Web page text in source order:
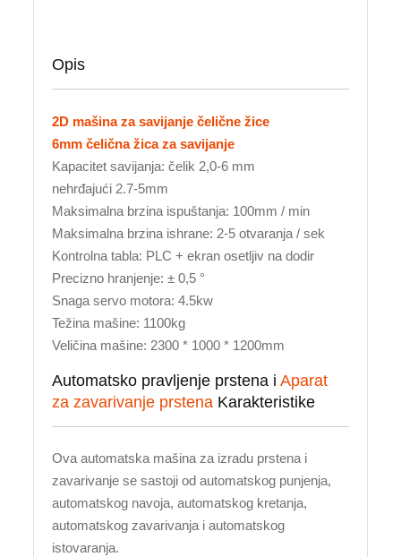
Opis
2D mašina za savijanje čelične žice
6mm čelična žica za savijanje
Kapacitet savijanja: čelik 2,0-6 mm
nehrđajući 2.7-5mm
Maksimalna brzina ispuštanja: 100mm / min
Maksimalna brzina ishrane: 2-5 otvaranja / sek
Kontrolna tabla: PLC + ekran osetljiv na dodir
Precizno hranjenje: ± 0,5 °
Snaga servo motora: 4.5kw
Težina mašine: 1100kg
Veličina mašine: 2300 * 1000 * 1200mm
Automatsko pravljenje prstena iAparat
za zavarivanje prstena Karakteristike
Ova automatska mašina za izradu prstena i
zavarivanje se sastoji od automatskog punjenja,
automatskog navoja, automatskog kretanja,
automatskog zavarivanja i automatskog
istovaranja.